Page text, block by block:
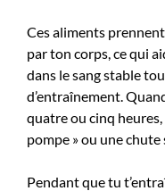
Ces aliments
par ton corps, ce qui
dans le sang stable
d’entraînement.
quatre ou cinq
pompe » ou une chute
Pendant que tu